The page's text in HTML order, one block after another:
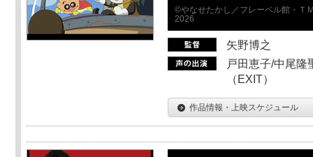
©やなせたかし／フレーベル館・Ｔ
2026
矢野博之
戸田恵子/中尾隆
（EXIT）
作品情報・上映スケジュール